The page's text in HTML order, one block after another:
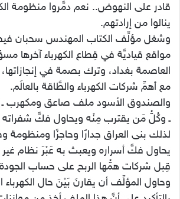
قادر على النهوض.. نعم دمَّروا منظومة
ينالوا من إرادتهم.
وشغل مؤلِّف الكتاب المهندس سحبان
مواقع قياديَّة في قِطاع الكهرباء آخرها
العاصمة بغداد، وترك بصمة في إنجازاتها،
مع أهمِّ شركات الكهرباء والطَّاقة بالعالَم.
والصندوق الأسود ملف صاعق ومكهرب ـ
ـ وكُلُّ مَن يقترب مِنْه ويحاول فكَّ شفراته
لذلك بنى العراق جدارًا وحاجزًا ومنظومة
يحاول فكَّ أسراره ويعبث به عَبْرَ نظام غير
قِبل شركات همُّها الربح على حساب الجودة
وحاول المؤلِّف أن يقارنَ بَيْنَ حال